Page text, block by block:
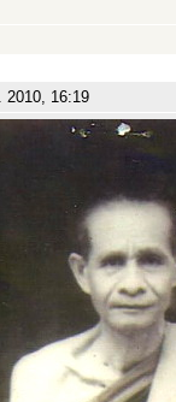
2010, 16:19